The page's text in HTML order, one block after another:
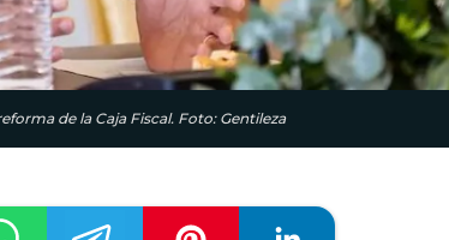
de la Caja Fiscal. Foto: Gentileza